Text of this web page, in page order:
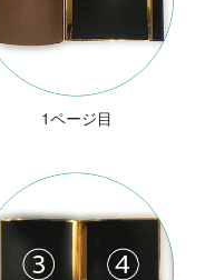
1ページ目